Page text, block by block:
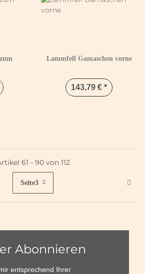
Lammfell Gamaschen vorne
143,79 € *
61 - 90 von 112
Seite3
Abonnieren
entsprechend Ihrer